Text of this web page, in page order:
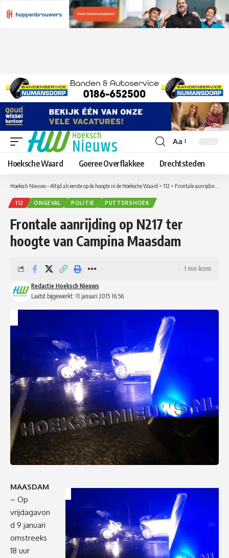
Lettergrootte
aanpassen
Aa
Hoeksche Waard Goeree Overflakkee Drechtsteden
Hoeksch Nieuws – Altijd als eerste op de hoogte in de Hoeksche Waard > 112 > Frontale aanrijding op N217 ter hoogte van Campina Maasdam
112 ONGEVAL POLITIE PUTTERSHOEK
Frontale aanrijding op N217 ter
hoogte van Campina Maasdam
Laatst bijgewerkt: 11 januari 2015 16:56
Redactie Hoeksch Nieuws
1 min lezen
MAASDAM
– Op
vrijdagavon
d 9 januari
omstreeks
18 uur